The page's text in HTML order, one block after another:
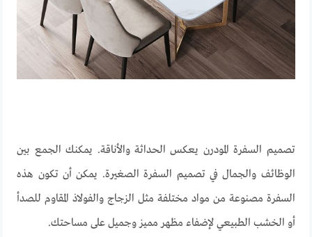
تصميم السفرة المودرن يعكس الحداثة والأناقة. يمكنك الجمع بين
الوظائف والجمال في تصميم السفرة الصغيرة. يمكن أن تكون هذه
السفرة مصنوعة من مواد مختلفة مثل الزجاج والفولاذ المقاوم للصدأ
أو الخشب الطبيعي لإضفاء مظهر مميز وجميل على مساحتك.